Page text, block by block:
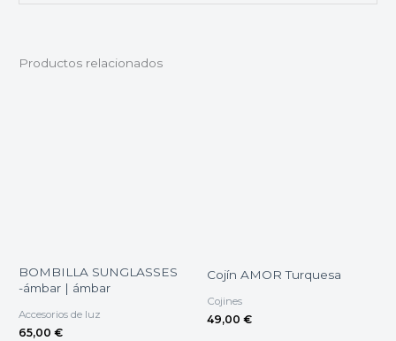
Productos relacionados
BOMBILLA SUNGLASSES
-ámbar | ámbar
Accesorios de luz
65,00 €
Cojín AMOR Turquesa
Cojines
49,00 €